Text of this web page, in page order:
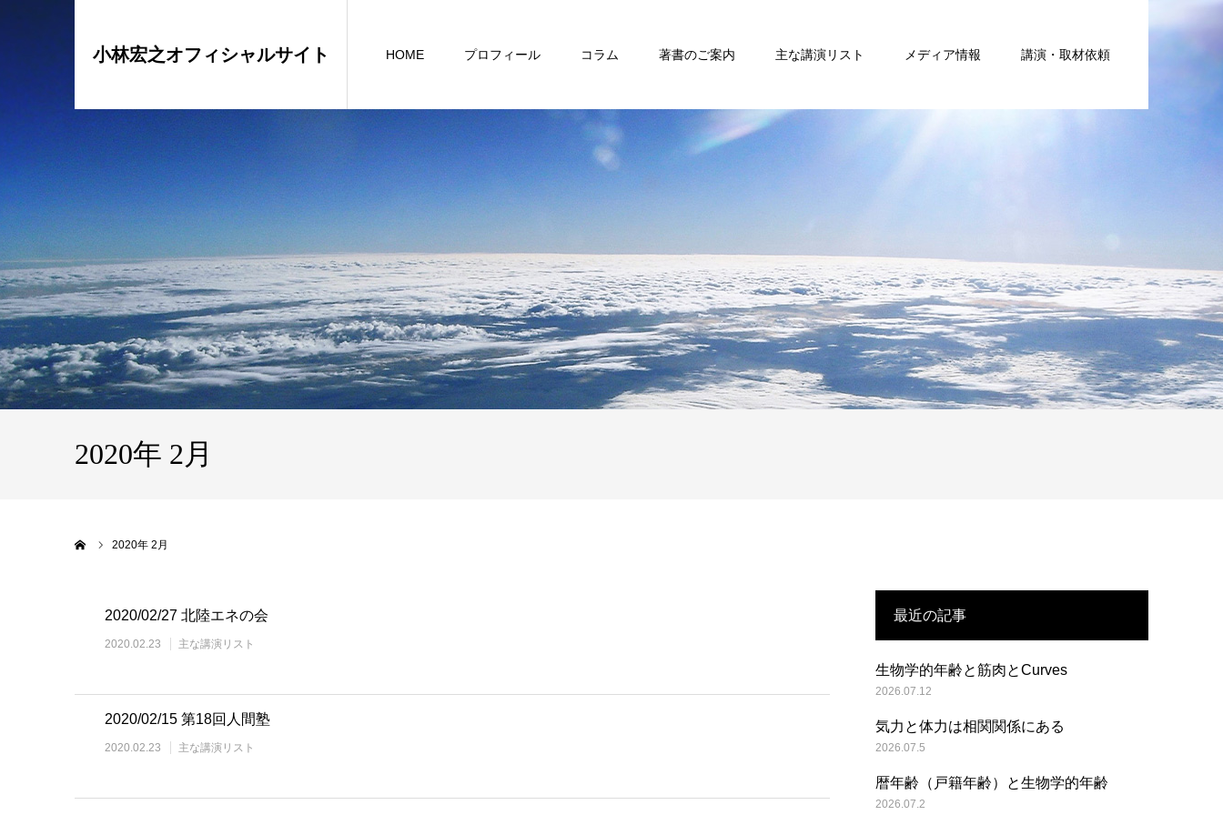
小林宏之オフィシャルサイト HOME プロフィール コラム 著書のご案内 主な講演リスト メディア情報 講演・取材依頼
2020年 2月
2020年 2月
2020/02/27 北陸エネの会
2020.02.23 主な講演リスト
2020/02/15 第18回人間塾
2020.02.23 主な講演リスト
最近の記事
生物学的年齢と筋肉とCurves
2026.07.12
気力と体力は相関関係にある
2026.07.5
暦年齢（戸籍年齢）と生物学的年齢
2026.07.2